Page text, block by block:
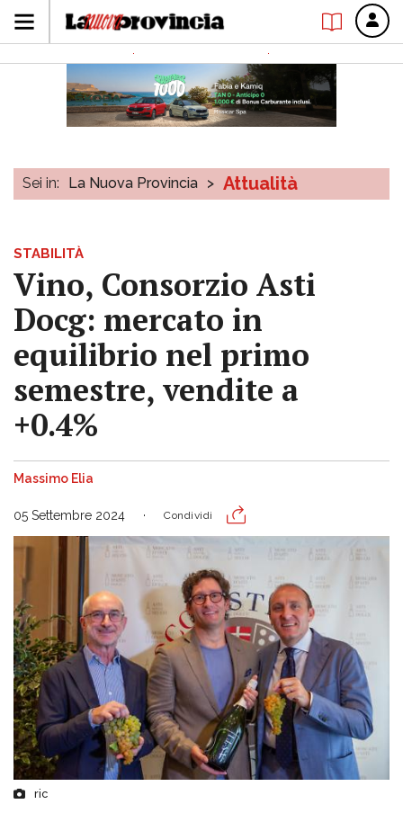
Sei in: La Nuova Provincia > Attualità
STABILITÀ
Vino, Consorzio Asti
Docg: mercato in
equilibrio nel primo
semestre, vendite a
+0.4%
Massimo Elia
05 Settembre 2024 Condividi
ric